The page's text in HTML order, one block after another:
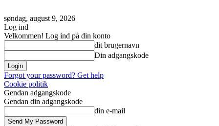
søndag, august 9, 2026
Log ind
Velkommen! Log ind på din konto
dit brugernavn
Din adgangskode
Forgot your password? Get help
Cookie politik
Gendan adgangskode
Gendan din adgangskode
din e-mail